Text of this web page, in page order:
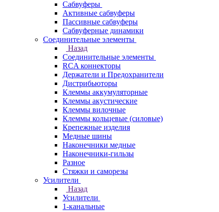
Сабвуферы
Активные сабвуферы
Пассивные сабвуферы
Сабвуферные динамики
Соединительные элементы
Назад
Соединительные элементы
RCA коннекторы
Держатели и Предохранители
Дистрибьюторы
Клеммы аккумуляторные
Клеммы акустические
Клеммы вилочные
Клеммы кольцевые (силовые)
Крепежные изделия
Медные шины
Наконечники медные
Наконечники-гильзы
Разное
Стяжки и саморезы
Усилители
Назад
Усилители
1-канальные